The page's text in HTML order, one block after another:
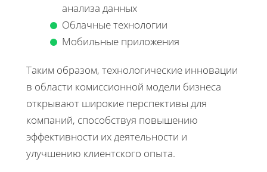
анализа данных
Облачные технологии
Мобильные приложения
Таким образом, технологические инновации
в области комиссионной модели бизнеса
открывают широкие перспективы для
компаний, способствуя повышению
эффективности их деятельности и
улучшению клиентского опыта.